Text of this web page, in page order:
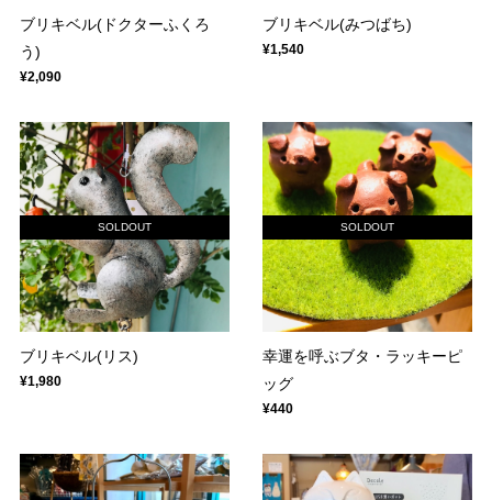
ブリキベル(ドクターふくろ
う)
¥2,090
ブリキベル(みつばち)
¥1,540
SOLDOUT
ブリキベル(リス)
¥1,980
SOLDOUT
幸運を呼ぶブタ・ラッキーピ
ッグ
¥440